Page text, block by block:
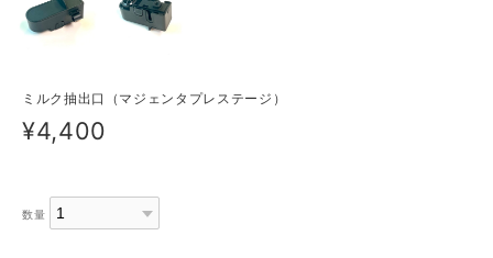
ミルク抽出口（マジェンタプレステージ）
¥4,400
数量